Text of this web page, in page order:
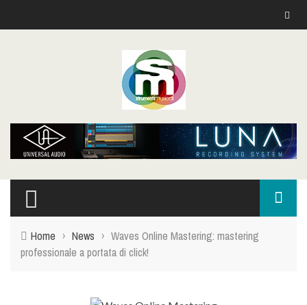
Home › News › Waves Online Mastering: mastering
professionale a portata di click!